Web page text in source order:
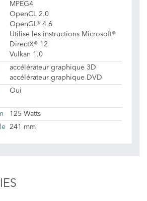
MPEG4
OpenCL 2.0
OpenGL® 4.6
Utilise les instructions Microsoft®
DirectX® 12
Vulkan 1.0
accélérateur graphique 3D
accélérateur graphique DVD
Oui
125 Watts
241 mm